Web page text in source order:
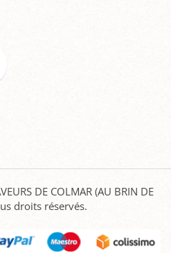
DE COLMAR (AU BRIN DE
droits réservés.